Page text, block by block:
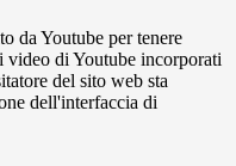
da Youtube per tenere
video di Youtube incorporati
del sito web sta
dell'interfaccia di